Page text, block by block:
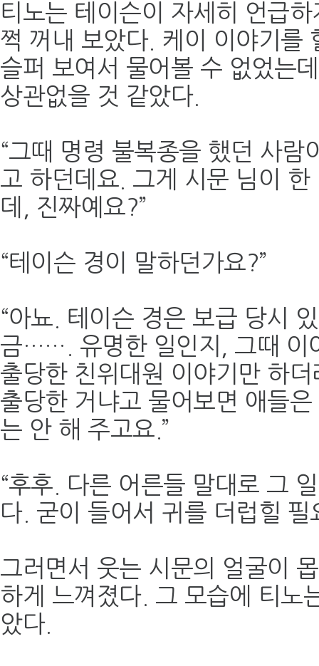
티노는 테이슨이 자세히 언급
쩍 꺼내 보았다. 케이 이야기를
슬퍼 보여서 물어볼 수 없었는
상관없을 것 같았다.
“그때 명령 불복종을 했던 사람
고 하던데요. 그게 시문 님이
데, 진짜예요?”
“테이슨 경이 말하던가요?”
“아뇨. 테이슨 경은 보급 당시
금……. 유명한 일인지, 그때 이
출당한 친위대원 이야기만 하
출당한 거냐고 물어보면 애들
는 안 해 주고요.”
“후후. 다른 어른들 말대로 그
다. 굳이 들어서 귀를 더럽힐 필
그러면서 웃는 시문의 얼굴이
하게 느껴졌다. 그 모습에 티노
았다.